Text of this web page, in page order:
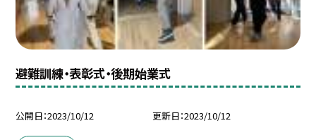
避難訓練・表彰式・後期始業式
公開日 2023/10/12 更新日 2023/10/12